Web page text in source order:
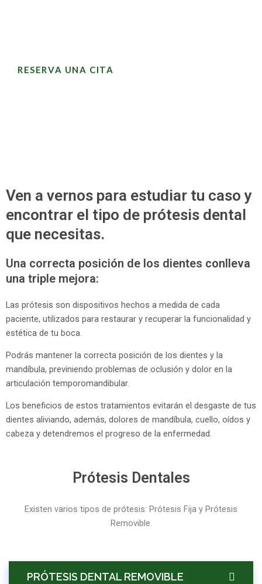
RESERVA UNA CITA
Ven a vernos para estudiar tu caso y
encontrar el tipo de prótesis dental
que necesitas.
Una correcta posición de los dientes conlleva
una triple mejora:
Las prótesis son dispositivos hechos a medida de cada
paciente, utilizados para restaurar y recuperar la funcionalidad y
estética de tu boca.
Podrás mantener la correcta posición de los dientes y la
mandíbula, previniendo problemas de oclusión y dolor en la
articulación temporomandibular.
Los beneficios de estos tratamientos evitarán el desgaste de tus
dientes aliviando, además, dolores de mandíbula, cuello, oídos y
cabeza y detendremos el progreso de la enfermedad.
Prótesis Dentales
Existen varios tipos de prótesis: Prótesis Fija y Prótesis
Removible.
PRÓTESIS DENTAL REMOVIBLE